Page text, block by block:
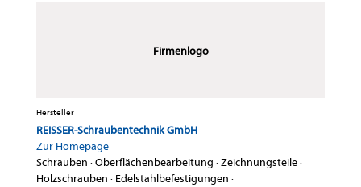
Firmenlogo
Hersteller
REISSER-Schraubentechnik GmbH
Zur Homepage
Schrauben ·Oberflächenbearbeitung ·Zeichnungsteile·
Holzschrauben · Edelstahlbefestigungen ·